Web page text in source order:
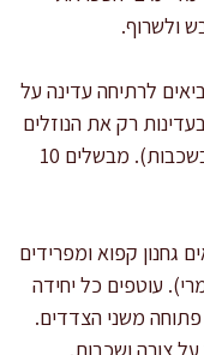
ולשרוף.
לרתיחה עדינה על
רק את הנוזלים
עם כף דרך דופן הסיר (לא “לחפור” בשכבות). מבשלים 10
גחנון קפוא ומפרידים
עוטפים כל יחידה
פתוחה משני הצדדים.
צורה ושכבות.